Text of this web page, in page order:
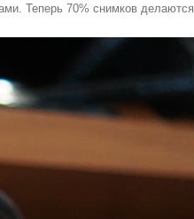
Теперь 70% снимков делаются